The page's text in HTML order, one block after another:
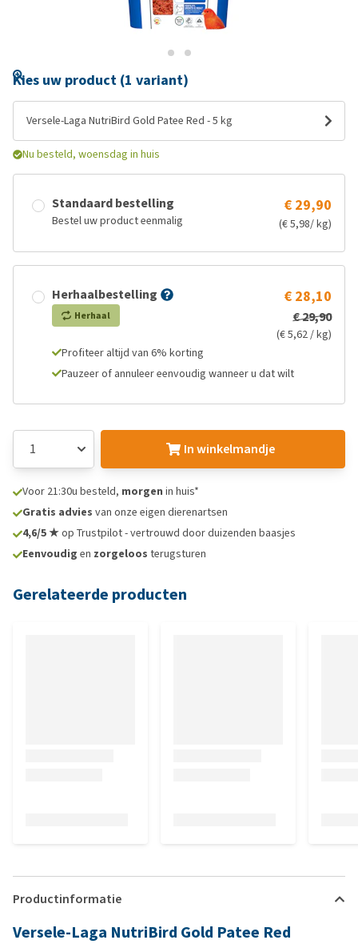
Kies uw product (1 variant)
Versele-Laga NutriBird Gold Patee Red - 5 kg
Nu besteld, woensdag in huis
Standaard bestelling
Bestel uw product eenmalig
€ 29,90
(€ 5,98/ kg)
Herhaalbestelling
Herhaal
€ 28,10
€ 29,90
(€ 5,62 / kg)
Profiteer altijd van 6% korting
Pauzeer of annuleer eenvoudig wanneer u dat wilt
In winkelmandje
Voor 21:30u besteld, morgen in huis*
Gratis advies van onze eigen dierenartsen
4,6/5 ★op Trustpilot - vertrouwd door duizenden baasjes
Eenvoudig en zorgeloos terugsturen
Gerelateerde producten
Productinformatie
Versele-Laga NutriBird Gold Patee Red